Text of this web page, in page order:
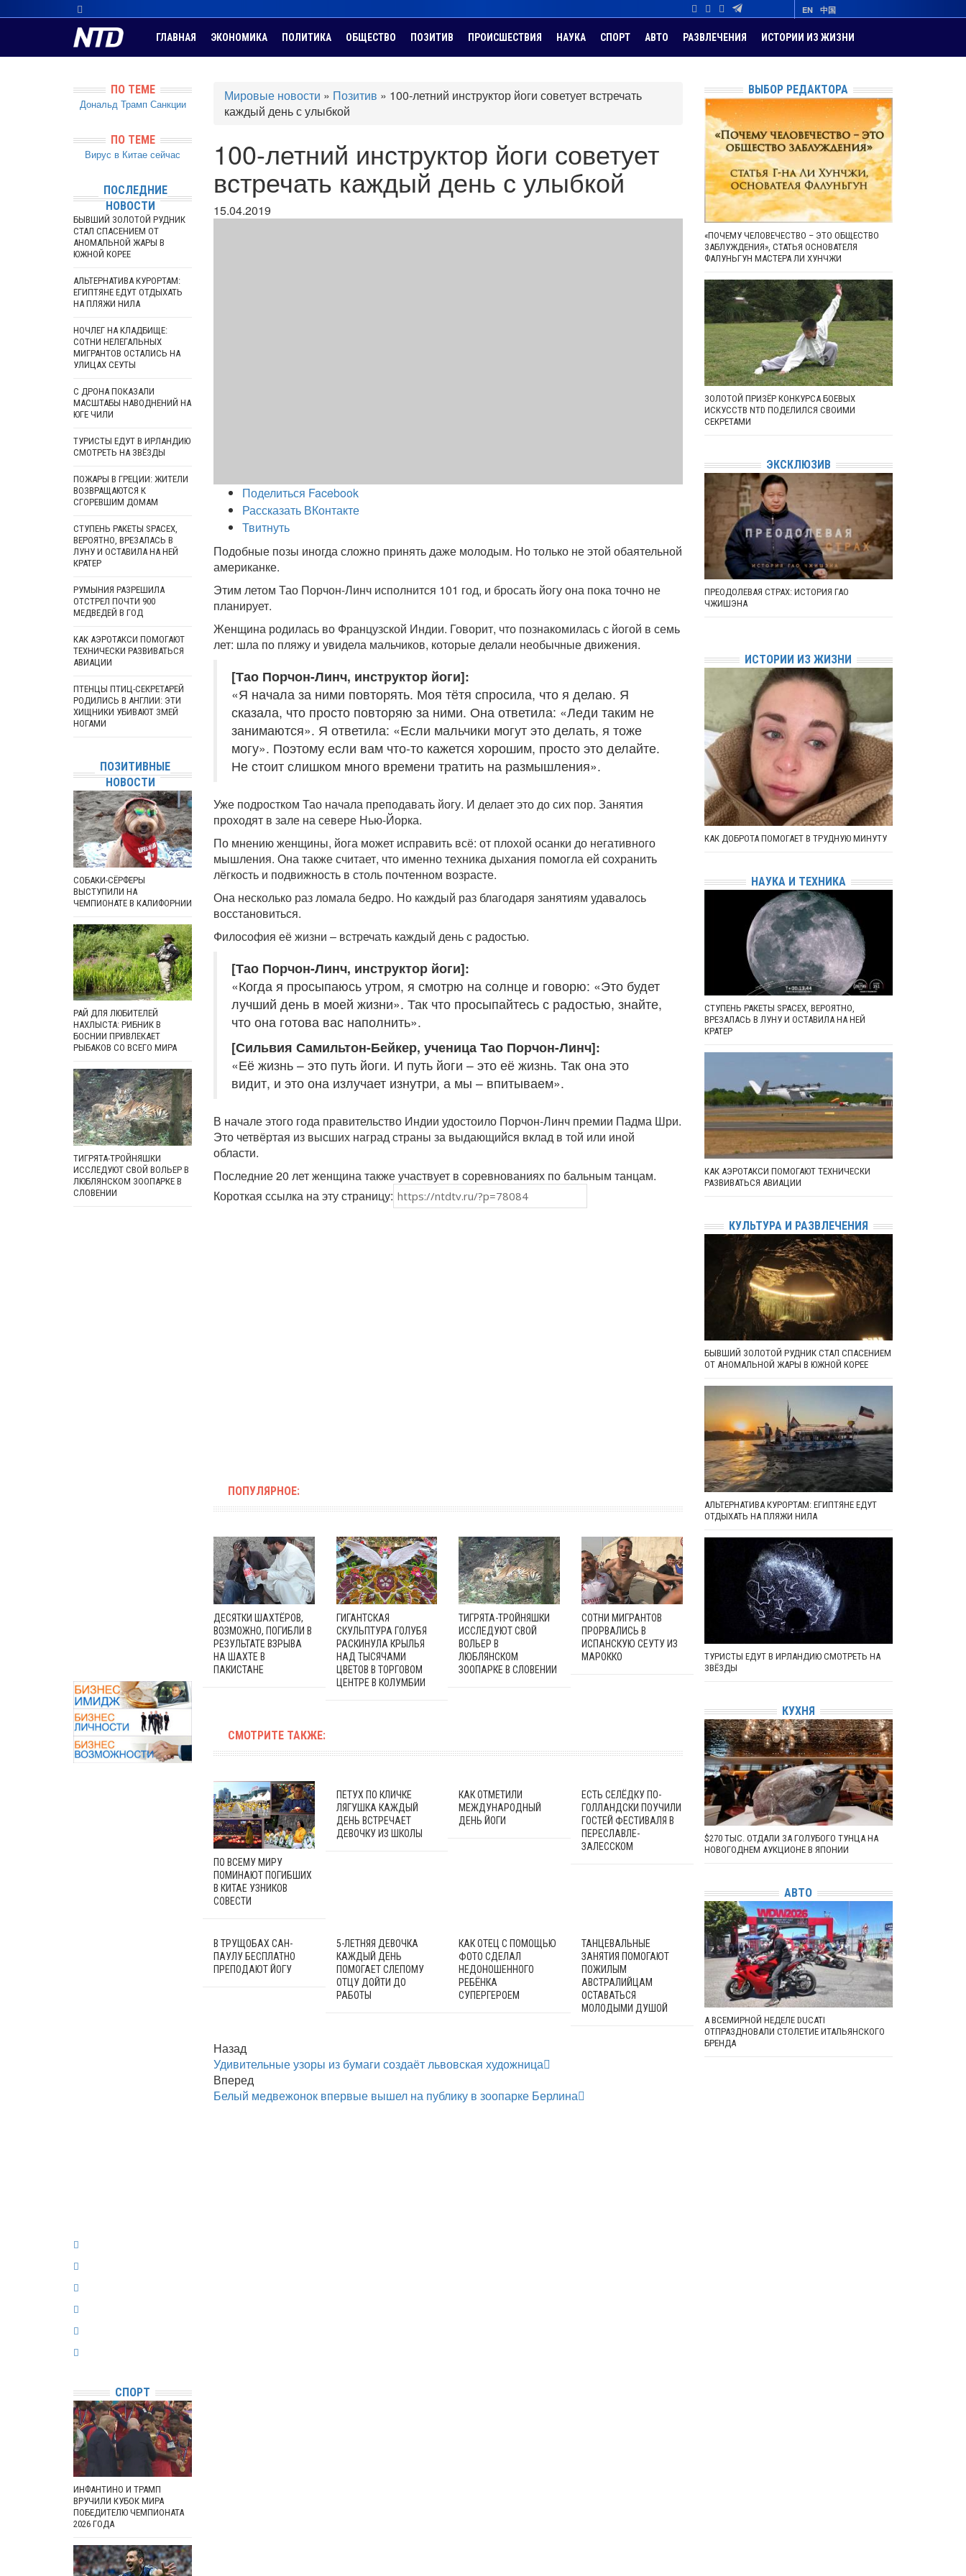
EN 中国
ГЛАВНАЯ ЭКОНОМИКА ПОЛИТИКА ОБЩЕСТВО ПОЗИТИВ ПРОИСШЕСТВИЯ НАУКА СПОРТ АВТО РАЗВЛЕЧЕНИЯ ИСТОРИИ ИЗ ЖИЗНИ
Мировые новости » Позитив » 100-летний инструктор йоги советует встречать
каждый день с улыбкой
100-летний инструктор йоги советует
встречать каждый день с улыбкой
15.04.2019
Поделиться Facebook
Рассказать ВКонтакте
Твитнуть
Подобные позы иногда сложно принять даже молодым. Но только не этой обаятельной
американке.
Этим летом Тао Порчон-Линч исполнится 101 год, и бросать йогу она пока точно не
планирует.
Женщина родилась во Французской Индии. Говорит, что познакомилась с йогой в семь
лет: шла по пляжу и увидела мальчиков, которые делали необычные движения.
[Тао Порчон-Линч, инструктор йоги]:
«Я начала за ними повторять. Моя тётя спросила, что я делаю. Я
сказала, что просто повторяю за ними. Она ответила: «Леди таким не
занимаются». Я ответила: «Если мальчики могут это делать, я тоже
могу». Поэтому если вам что-то кажется хорошим, просто это делайте.
Не стоит слишком много времени тратить на размышления».
Уже подростком Тао начала преподавать йогу. И делает это до сих пор. Занятия
проходят в зале на севере Нью-Йорка.
По мнению женщины, йога может исправить всё: от плохой осанки до негативного
мышления. Она также считает, что именно техника дыхания помогла ей сохранить
лёгкость и подвижность в столь почтенном возрасте.
Она несколько раз ломала бедро. Но каждый раз благодаря занятиям удавалось
восстановиться.
Философия её жизни – встречать каждый день с радостью.
[Тао Порчон-Линч, инструктор йоги]:
«Когда я просыпаюсь утром, я смотрю на солнце и говорю: «Это будет
лучший день в моей жизни». Так что просыпайтесь с радостью, знайте,
что она готова вас наполнить».
[Сильвия Самильтон-Бейкер, ученица Тао Порчон-Линч]:
«Её жизнь – это путь йоги. И путь йоги – это её жизнь. Так она это
видит, и это она излучает изнутри, а мы – впитываем».
В начале этого года правительство Индии удостоило Порчон-Линч премии Падма Шри.
Это четвёртая из высших наград страны за выдающийся вклад в той или иной
области.
Последние 20 лет женщина также участвует в соревнованиях по бальным танцам.
Короткая ссылка на эту страницу:
ПОПУЛЯРНОЕ:
ДЕСЯТКИ ШАХТЁРОВ,
ВОЗМОЖНО, ПОГИБЛИ В
РЕЗУЛЬТАТЕ ВЗРЫВА
НА ШАХТЕ В
ПАКИСТАНЕ
ГИГАНТСКАЯ
СКУЛЬПТУРА ГОЛУБЯ
РАСКИНУЛА КРЫЛЬЯ
НАД ТЫСЯЧАМИ
ЦВЕТОВ В ТОРГОВОМ
ЦЕНТРЕ В КОЛУМБИИ
ТИГРЯТА-ТРОЙНЯШКИ
ИССЛЕДУЮТ СВОЙ
ВОЛЬЕР В
ЛЮБЛЯНСКОМ
ЗООПАРКЕ В СЛОВЕНИИ
СОТНИ МИГРАНТОВ
ПРОРВАЛИСЬ В
ИСПАНСКУЮ СЕУТУ ИЗ
МАРОККО
СМОТРИТЕ ТАКЖЕ:
ПО ВСЕМУ МИРУ
ПОМИНАЮТ ПОГИБШИХ
В КИТАЕ УЗНИКОВ
СОВЕСТИ
ПЕТУХ ПО КЛИЧКЕ
ЛЯГУШКА КАЖДЫЙ
ДЕНЬ ВСТРЕЧАЕТ
ДЕВОЧКУ ИЗ ШКОЛЫ
КАК ОТМЕТИЛИ
МЕЖДУНАРОДНЫЙ
ДЕНЬ ЙОГИ
ЕСТЬ СЕЛЁДКУ ПО-
ГОЛЛАНДСКИ ПОУЧИЛИ
ГОСТЕЙ ФЕСТИВАЛЯ В
ПЕРЕСЛАВЛЕ-
ЗАЛЕССКОМ
В ТРУЩОБАХ САН-
ПАУЛУ БЕСПЛАТНО
ПРЕПОДАЮТ ЙОГУ
5-ЛЕТНЯЯ ДЕВОЧКА
КАЖДЫЙ ДЕНЬ
ПОМОГАЕТ СЛЕПОМУ
ОТЦУ ДОЙТИ ДО
РАБОТЫ
КАК ОТЕЦ С ПОМОЩЬЮ
ФОТО СДЕЛАЛ
НЕДОНОШЕННОГО
РЕБЁНКА
СУПЕРГЕРОЕМ
ТАНЦЕВАЛЬНЫЕ
ЗАНЯТИЯ ПОМОГАЮТ
ПОЖИЛЫМ
АВСТРАЛИЙЦАМ
ОСТАВАТЬСЯ
МОЛОДЫМИ ДУШОЙ
Назад
Удивительные узоры из бумаги создаёт львовская художница
Вперед
Белый медвежонок впервые вышел на публику в зоопарке Берлина
ПО ТЕМЕ
Дональд Трамп Санкции
ПО ТЕМЕ
Вирус в Китае сейчас
ПОСЛЕДНИЕ
НОВОСТИ
БЫВШИЙ ЗОЛОТОЙ РУДНИК
СТАЛ СПАСЕНИЕМ ОТ
АНОМАЛЬНОЙ ЖАРЫ В
ЮЖНОЙ КОРЕЕ
АЛЬТЕРНАТИВА КУРОРТАМ:
ЕГИПТЯНЕ ЕДУТ ОТДЫХАТЬ
НА ПЛЯЖИ НИЛА
НОЧЛЕГ НА КЛАДБИЩЕ:
СОТНИ НЕЛЕГАЛЬНЫХ
МИГРАНТОВ ОСТАЛИСЬ НА
УЛИЦАХ СЕУТЫ
С ДРОНА ПОКАЗАЛИ
МАСШТАБЫ НАВОДНЕНИЙ НА
ЮГЕ ЧИЛИ
ТУРИСТЫ ЕДУТ В ИРЛАНДИЮ
СМОТРЕТЬ НА ЗВЁЗДЫ
ПОЖАРЫ В ГРЕЦИИ: ЖИТЕЛИ
ВОЗВРАЩАЮТСЯ К
СГОРЕВШИМ ДОМАМ
СТУПЕНЬ РАКЕТЫ SPACEX,
ВЕРОЯТНО, ВРЕЗАЛАСЬ В
ЛУНУ И ОСТАВИЛА НА НЕЙ
КРАТЕР
РУМЫНИЯ РАЗРЕШИЛА
ОТСТРЕЛ ПОЧТИ 900
МЕДВЕДЕЙ В ГОД
КАК АЭРОТАКСИ ПОМОГАЮТ
ТЕХНИЧЕСКИ РАЗВИВАТЬСЯ
АВИАЦИИ
ПТЕНЦЫ ПТИЦ-СЕКРЕТАРЕЙ
РОДИЛИСЬ В АНГЛИИ: ЭТИ
ХИЩНИКИ УБИВАЮТ ЗМЕЙ
НОГАМИ
ПОЗИТИВНЫЕ
НОВОСТИ
СОБАКИ-СЁРФЕРЫ
ВЫСТУПИЛИ НА
ЧЕМПИОНАТЕ В КАЛИФОРНИИ
РАЙ ДЛЯ ЛЮБИТЕЛЕЙ
НАХЛЫСТА: РИБНИК В
БОСНИИ ПРИВЛЕКАЕТ
РЫБАКОВ СО ВСЕГО МИРА
ТИГРЯТА-ТРОЙНЯШКИ
ИССЛЕДУЮТ СВОЙ ВОЛЬЕР В
ЛЮБЛЯНСКОМ ЗООПАРКЕ В
СЛОВЕНИИ
СПОРТ
ИНФАНТИНО И ТРАМП
ВРУЧИЛИ КУБОК МИРА
ПОБЕДИТЕЛЮ ЧЕМПИОНАТА
2026 ГОДА
ВЫБОР РЕДАКТОРА
«ПОЧЕМУ ЧЕЛОВЕЧЕСТВО – ЭТО ОБЩЕСТВО
ЗАБЛУЖДЕНИЯ», СТАТЬЯ ОСНОВАТЕЛЯ
ФАЛУНЬГУН МАСТЕРА ЛИ ХУНЧЖИ
ЗОЛОТОЙ ПРИЗЁР КОНКУРСА БОЕВЫХ
ИСКУССТВ NTD ПОДЕЛИЛСЯ СВОИМИ
СЕКРЕТАМИ
ЭКСКЛЮЗИВ
ПРЕОДОЛЕВАЯ СТРАХ: ИСТОРИЯ ГАО
ЧЖИШЭНА
ИСТОРИИ ИЗ ЖИЗНИ
КАК ДОБРОТА ПОМОГАЕТ В ТРУДНУЮ МИНУТУ
НАУКА И ТЕХНИКА
СТУПЕНЬ РАКЕТЫ SPACEX, ВЕРОЯТНО,
ВРЕЗАЛАСЬ В ЛУНУ И ОСТАВИЛА НА НЕЙ
КРАТЕР
КАК АЭРОТАКСИ ПОМОГАЮТ ТЕХНИЧЕСКИ
РАЗВИВАТЬСЯ АВИАЦИИ
КУЛЬТУРА И РАЗВЛЕЧЕНИЯ
БЫВШИЙ ЗОЛОТОЙ РУДНИК СТАЛ СПАСЕНИЕМ
ОТ АНОМАЛЬНОЙ ЖАРЫ В ЮЖНОЙ КОРЕЕ
АЛЬТЕРНАТИВА КУРОРТАМ: ЕГИПТЯНЕ ЕДУТ
ОТДЫХАТЬ НА ПЛЯЖИ НИЛА
ТУРИСТЫ ЕДУТ В ИРЛАНДИЮ СМОТРЕТЬ НА
ЗВЁЗДЫ
КУХНЯ
$270 ТЫС. ОТДАЛИ ЗА ГОЛУБОГО ТУНЦА НА
НОВОГОДНЕМ АУКЦИОНЕ В ЯПОНИИ
АВТО
А ВСЕМИРНОЙ НЕДЕЛЕ DUCATI
ОТПРАЗДНОВАЛИ СТОЛЕТИЕ ИТАЛЬЯНСКОГО
БРЕНДА